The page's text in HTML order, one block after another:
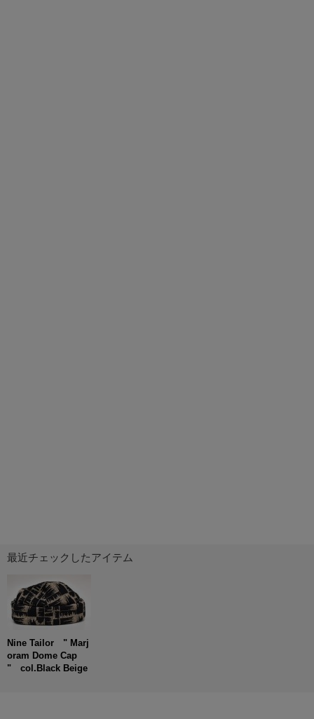
最近チェックしたアイテム
Nine Tailor " Marj
oram Dome Cap
" col.Black Beige